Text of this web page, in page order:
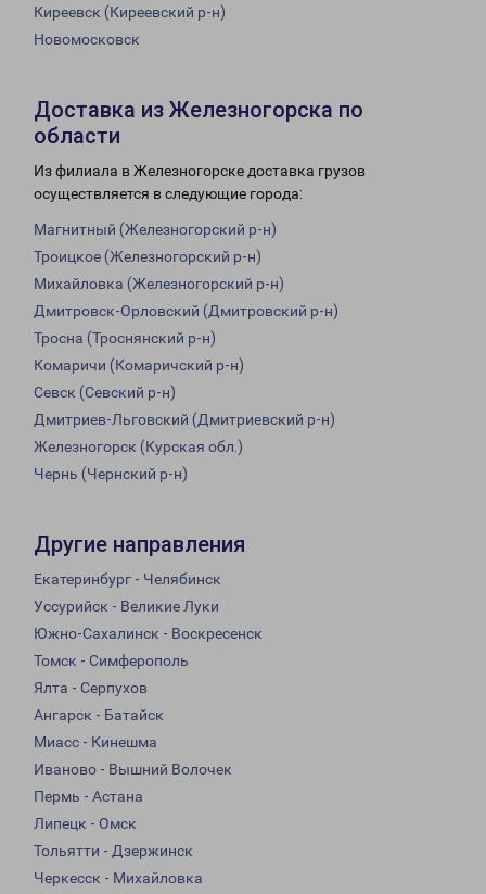
Киреевск (Киреевский р-н)
Новомосковск
Доставка из Железногорска по
области
Из филиала в Железногорске доставка грузов
осуществляется в следующие города:
Магнитный (Железногорский р-н)
Троицкое (Железногорский р-н)
Михайловка (Железногорский р-н)
Дмитровск-Орловский (Дмитровский р-н)
Тросна (Троснянский р-н)
Комаричи (Комаричский р-н)
Севск (Севский р-н)
Дмитриев-Льговский (Дмитриевский р-н)
Железногорск (Курская обл.)
Чернь (Чернский р-н)
Другие направления
Екатеринбург - Челябинск
Уссурийск - Великие Луки
Южно-Сахалинск - Воскресенск
Томск - Симферополь
Ялта - Серпухов
Ангарск - Батайск
Миасс - Кинешма
Иваново - Вышний Волочек
Пермь - Астана
Липецк - Омск
Тольятти - Дзержинск
Черкесск - Михайловка